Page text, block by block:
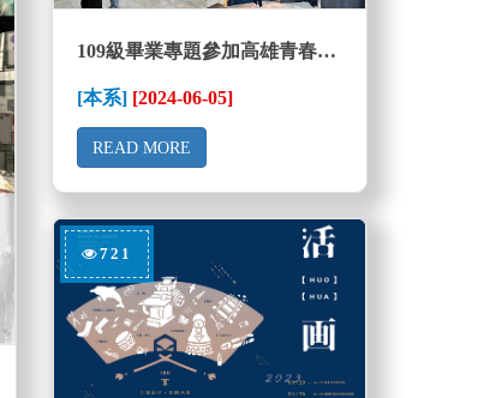
109級畢業專題參加高雄青春設計節
[本系] [2024-06-05]
READ MORE
721